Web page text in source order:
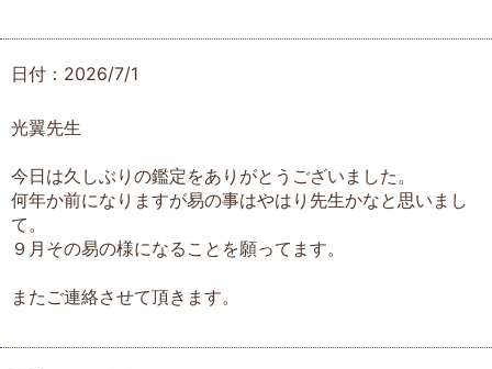
日付：2026/7/1
光翼先生
今日は久しぶりの鑑定をありがとうございました。
何年か前になりますが易の事はやはり先生かなと思いまし
て。
９月その易の様になることを願ってます。
またご連絡させて頂きます。